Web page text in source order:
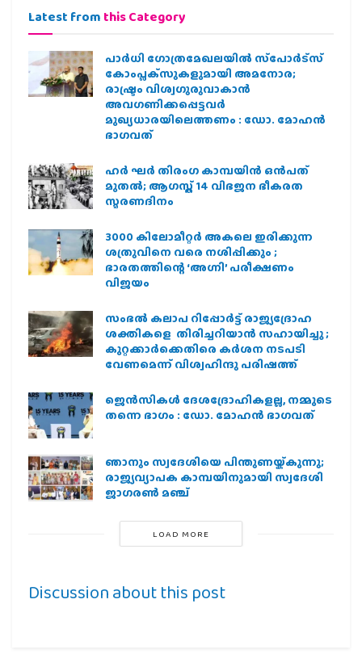
Latest from this Category
പാര്‍ധി ഗോത്രമേഖലയില്‍ സ്‌പോര്‍ട്‌സ്
കോംപ്ലക്‌സുകളുമായി അമനോര;
രാഷ്ട്രം വിശ്വഗുരുവാകാന്‍
അവഗണിക്കപ്പെട്ടവര്‍
മുഖ്യധാരയിലെത്തണം : ഡോ. മോഹന്‍
ഭാഗവത്
ഹര്‍ ഘര്‍ തിരംഗ കാമ്പയിന്‍ ഒന്‍പത്
മുതല്‍; ആഗസ്ത് 14 വിഭജന ഭീകരത
സ്മരണദിനം
3000 കിലോമീറ്റർ അകലെ ഇരിക്കുന്ന
ശത്രുവിനെ വരെ നശിപ്പിക്കും ;
ഭാരതത്തിന്റെ ‘അഗ്നി’ പരീക്ഷണം
വിജയം
സംഭൽ കലാപ റിപ്പോർട്ട് രാജ്യദ്രോഹ
ശക്തികളെ തിരിച്ചറിയാൻ സഹായിച്ചു ;
കുറ്റക്കാർക്കെതിരെ കർശന നടപടി
വേണമെന്ന് വിശ്വഹിന്ദു പരിഷത്ത്
ജെന്‍സികള്‍ ദേശദ്രോഹികളല്ല, നമ്മുടെ
തന്നെ ഭാഗം : ഡോ. മോഹന്‍ ഭാഗവത്
ഞാനും സ്വദേശിയെ പിന്തുണയ്ക്കുന്നു;
രാജ്യവ്യാപക കാമ്പയിനുമായി സ്വദേശി
ജാഗരണ്‍ മഞ്ച്
LOAD MORE
Discussion about this post